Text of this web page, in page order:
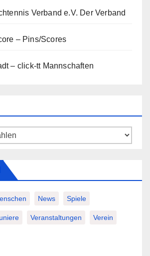
Verband e.V. Der Verband
– Pins/Scores
– click-tt Mannschaften
News Spiele
Veranstaltungen Verein